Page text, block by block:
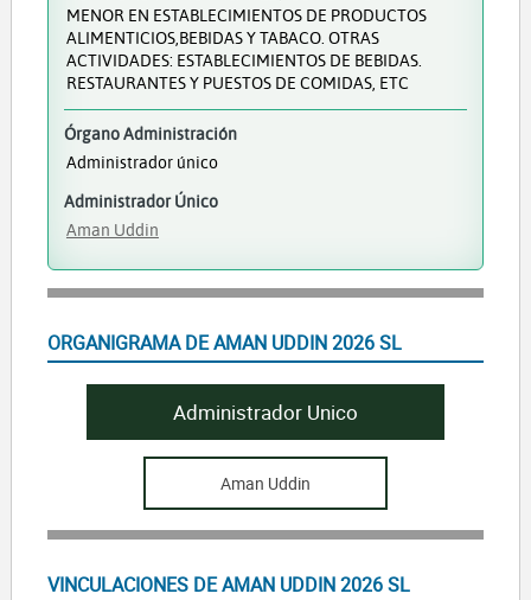
MENOR EN ESTABLECIMIENTOS DE PRODUCTOS
ALIMENTICIOS,BEBIDAS Y TABACO. OTRAS
ACTIVIDADES: ESTABLECIMIENTOS DE BEBIDAS.
RESTAURANTES Y PUESTOS DE COMIDAS, ETC
Órgano Administración
Administrador único
Administrador Único
Aman Uddin
ORGANIGRAMA DE AMAN UDDIN 2026 SL
Administrador Unico
Aman Uddin
VINCULACIONES DE AMAN UDDIN 2026 SL